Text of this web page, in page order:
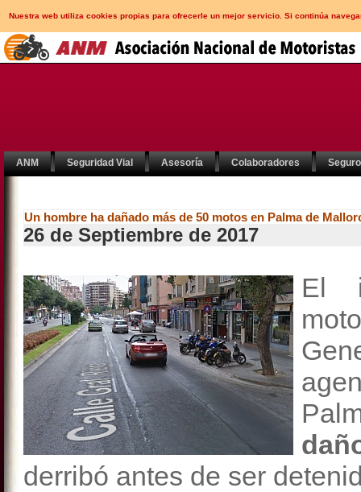
Nuestra web utiliza cookies propias para ofrecerle un mejor servicio. Si continúa
ANM Seguridad Vial Asesoría Colaboradores
Un hombre ha dañado más de 50 motos en Palma de
26 de Septiembre de 2017
El
derribó antes de ser